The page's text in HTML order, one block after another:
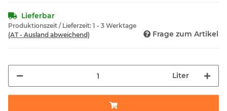
Lieferbar
Produktionszeit / Lieferzeit: 1 - 3 Werktage
(AT - Ausland abweichend)
Frage zum Artikel
Liter